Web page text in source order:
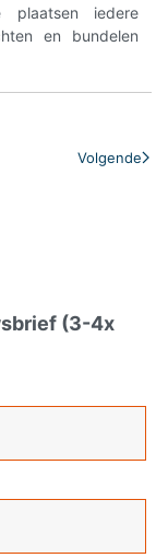
plaatsen iedere
en bundelen
Volgende
(3-4x